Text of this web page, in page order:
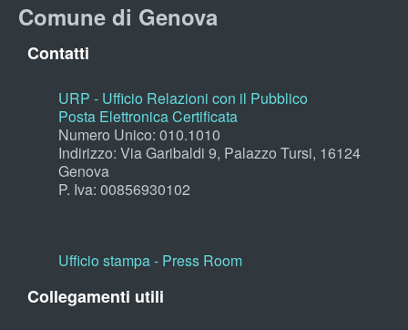
Comune di Genova
Contatti
URP - Ufficio Relazioni con il Pubblico
Posta Elettronica Certificata
Numero Unico: 010.1010
Indirizzo: Via Garibaldi 9, Palazzo Tursi, 16124
Genova
P. Iva: 00856930102
Ufficio stampa - Press Room
Collegamenti utili